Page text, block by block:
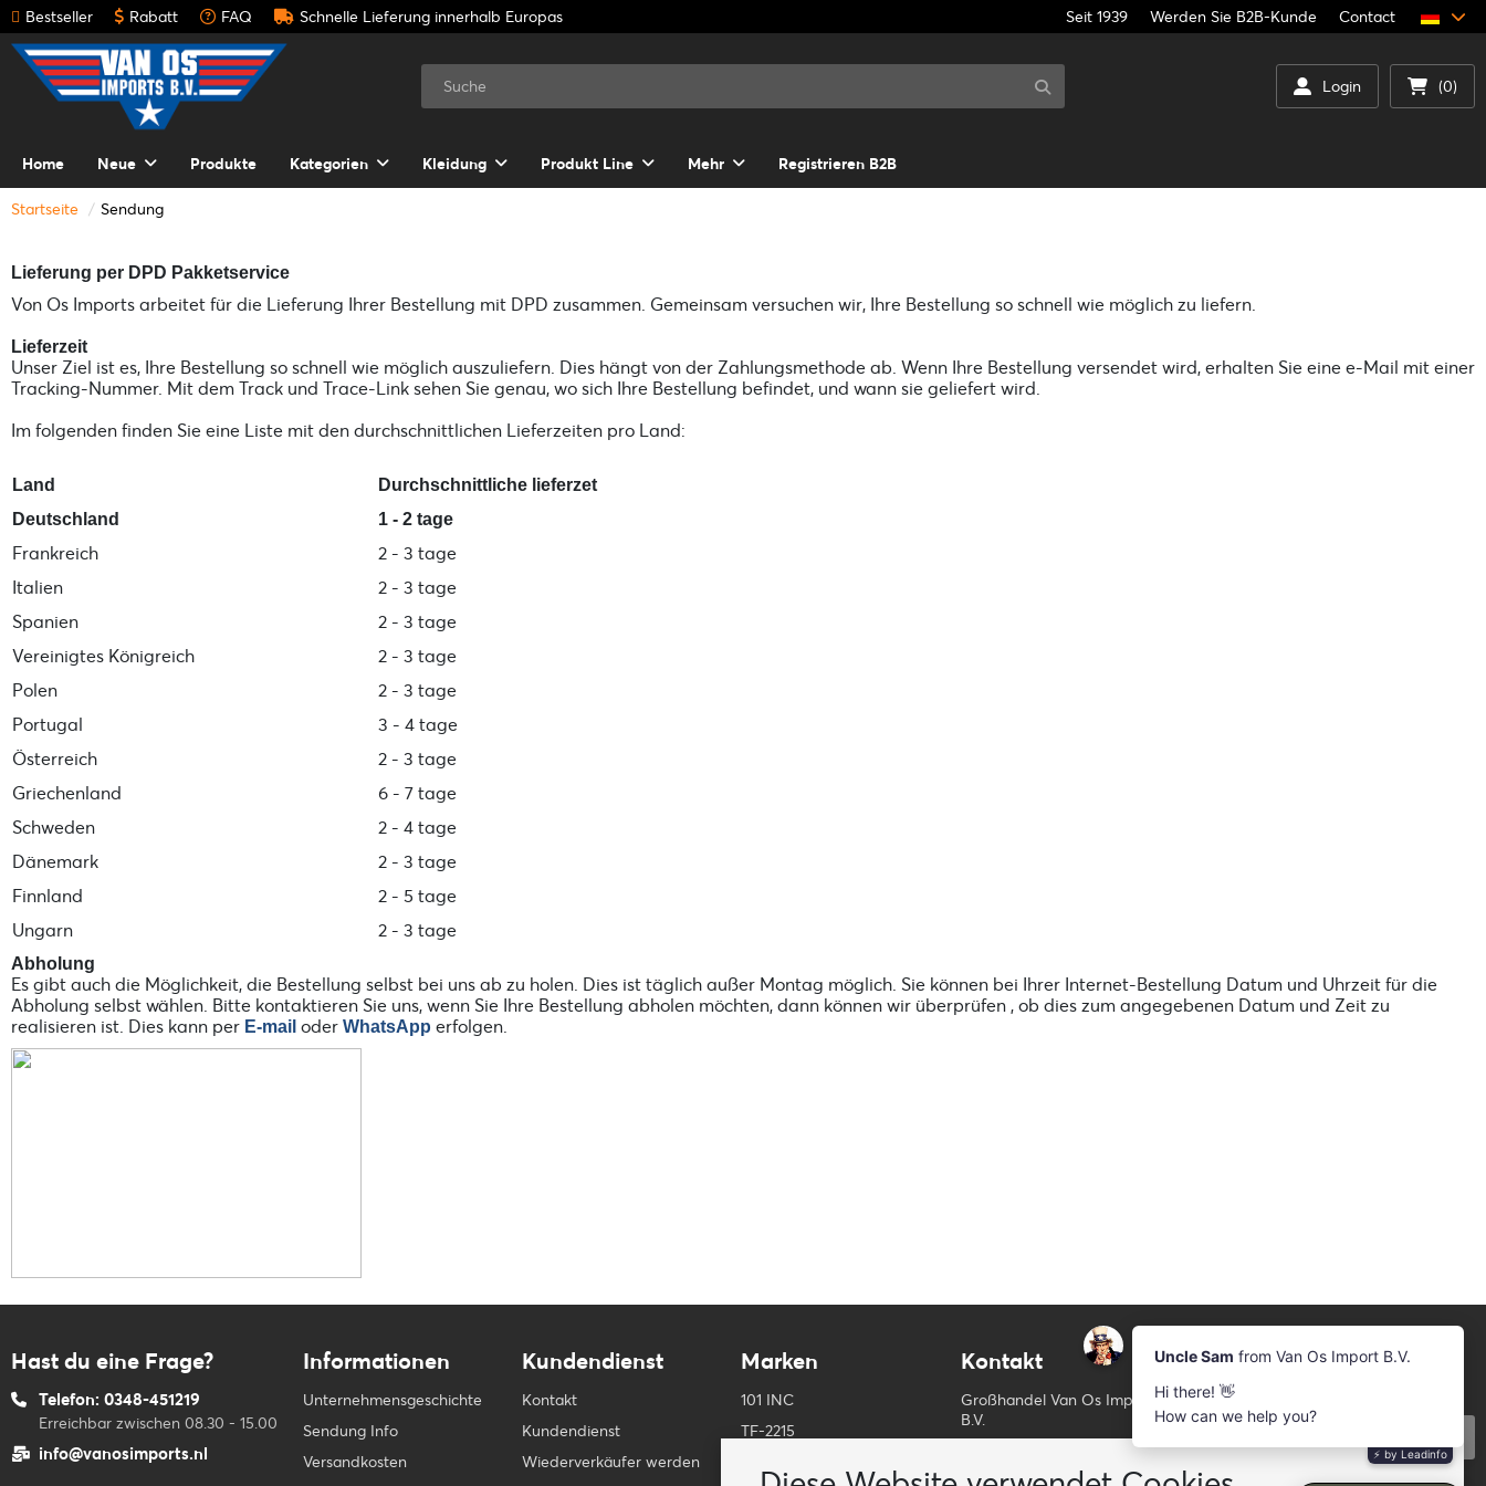
Bestseller Rabatt FAQ Schnelle Lieferung innerhalb Europas Seit 1939 Werden Sie B2B-Kunde Contact
Login (0)
Home Neue Produkte Kategorien Kleidung Produkt Line Mehr Registrieren B2B
Startseite Sendung
Lieferung per DPD Pakketservice
Von Os Imports arbeitet für die Lieferung Ihrer Bestellung mit DPD zusammen. Gemeinsam versuchen wir, Ihre Bestellung so schnell wie möglich zu liefern.
Lieferzeit
Unser Ziel ist es, Ihre Bestellung so schnell wie möglich auszuliefern. Dies hängt von der Zahlungsmethode ab. Wenn Ihre Bestellung versendet wird, erhalten Sie eine e-Mail mit einer
Tracking-Nummer. Mit dem Track und Trace-Link sehen Sie genau, wo sich Ihre Bestellung befindet, und wann sie geliefert wird.
Im folgenden finden Sie eine Liste mit den durchschnittlichen Lieferzeiten pro Land:
Land
Durchschnittliche lieferzet
Deutschland
1 - 2 tage
Frankreich
2 - 3 tage
Italien
2 - 3 tage
Spanien
2 - 3 tage
Vereinigtes Königreich
2 - 3 tage
Polen
2 - 3 tage
Portugal
3 - 4 tage
Österreich
2 - 3 tage
Griechenland
6 - 7 tage
Schweden
2 - 4 tage
Dänemark
2 - 3 tage
Finnland
2 - 5 tage
Ungarn
2 - 3 tage
Abholung
Es gibt auch die Möglichkeit, die Bestellung selbst bei uns ab zu holen. Dies ist täglich außer Montag möglich. Sie können bei Ihrer Internet-Bestellung Datum und Uhrzeit für die
Abholung selbst wählen. Bitte kontaktieren Sie uns, wenn Sie Ihre Bestellung abholen möchten, dann können wir überprüfen , ob dies zum angegebenen Datum und Zeit zu
realisieren ist. Dies kann per E-mail oder WhatsApp erfolgen.
Hast du eine Frage?
Telefon: 0348-451219
Erreichbar zwischen 08.30 - 15.00
info@vanosimports.nl
Informationen
Unternehmensgeschichte
Sendung Info
Versandkosten
Kundendienst
Kontakt
Kundendienst
Wiederverkäufer werden
Marken
101 INC
TF-2215
Kontakt
Großhandel Van Os Imports
B.V.
E-mail: info@vanosimports.nl
Telefon: + 31 348 451 219
Newsletter
Abonnieren Sie unsere Mailing-Liste